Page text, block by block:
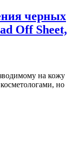
черных
Off Sheet,
на кожу
но